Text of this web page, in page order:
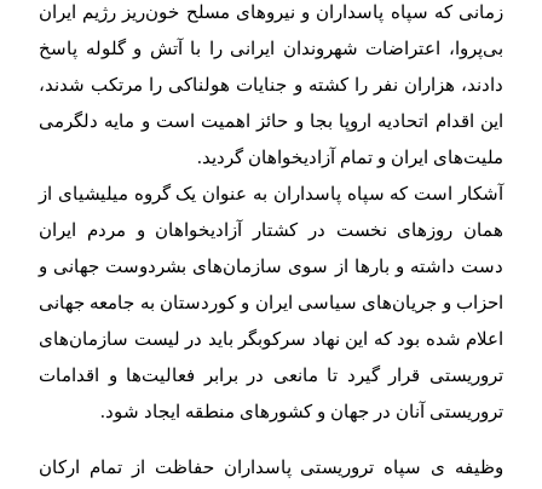
زمانی که سپاه پاسداران و نیروهای مسلح خون‌ریز رژیم ایران
بی‌پروا، اعتراضات شهروندان ایرانی را با آتش و گلوله پاسخ
دادند، هزاران نفر را کشتە و جنایات هولناکی را مرتکب شدند،
این اقدام اتحادیە اروپا بجا و حائز اهمیت است و مایه دلگرمی
ملیت‌های ایران و تمام آزادیخواهان گردید.
آشکار است که سپاه پاسداران به عنوان یک گروە میلیشیای از
همان روزهای نخست در کشتار آزادیخواهان و مردم ایران
دست داشته و بارها از سوی سازمان‌های بشردوست جهانی و
احزاب و جریان‌های سیاسی ایران و کوردستان به جامعه جهانی
اعلام شده بود که این نهاد سرکوبگر باید در لیست سازمان‌های
تروریستی قرار گیرد تا مانعی در برابر فعالیت‌ها و اقدامات
تروریستی آنان در جهان و کشورهای منطقه ایجاد شود.
وظیفه ی سپاه تروریستی پاسداران حفاظت از تمام ارکان